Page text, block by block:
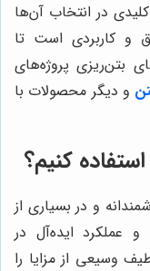
در انتخاب آن‌ها
و کاربردی است تا
بتن‌ریزی پروژه‌های
و دیگر محصولات با
کنیم؟
و در بسیاری از
عملکرد ایده‌آل در
وسیعی از مزایا را